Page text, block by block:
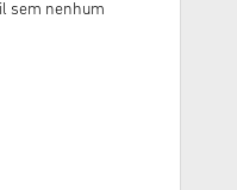
sem nenhum